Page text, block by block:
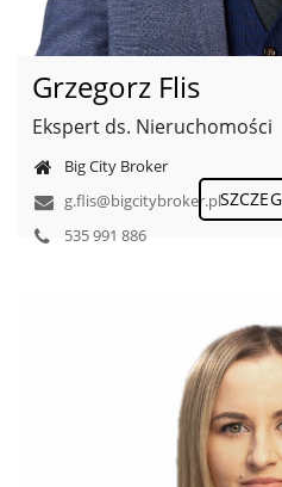
Grzegorz Flis
Ekspert ds. Nieruchomości
Big City Broker
g.flis@bigcitybroker.pl
535 991 886